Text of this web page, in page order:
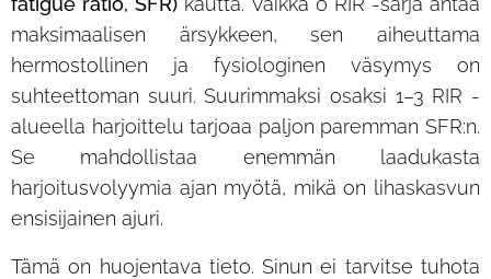
maksimaalisen ärsykkeen, sen aiheuttama
hermostollinen ja fysiologinen väsymys on
suhteettoman suuri. Suurimmaksi osaksi 1–3 RIR -
alueella harjoittelu tarjoaa paljon paremman SFR:n.
Se mahdollistaa enemmän laadukasta
harjoitusvolyymia ajan myötä, mikä on lihaskasvun
ensisijainen ajuri.
Tämä on huojentava tieto. Sinun ei tarvitse tuhota